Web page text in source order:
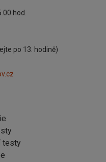
hod.
po 13. hodině)
testy